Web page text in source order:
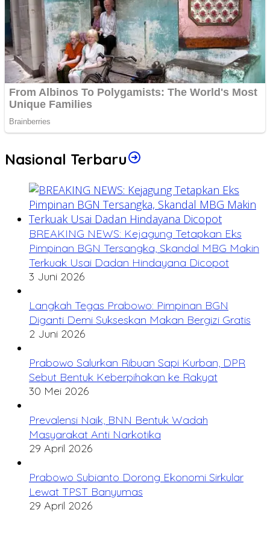
Nasional Terbaru
BREAKING NEWS: Kejagung Tetapkan Eks
Pimpinan BGN Tersangka, Skandal MBG Makin
Terkuak Usai Dadan Hindayana Dicopot
3 Juni 2026
Langkah Tegas Prabowo: Pimpinan BGN
Diganti Demi Sukseskan Makan Bergizi Gratis
2 Juni 2026
Prabowo Salurkan Ribuan Sapi Kurban, DPR
Sebut Bentuk Keberpihakan ke Rakyat
30 Mei 2026
Prevalensi Naik, BNN Bentuk Wadah
Masyarakat Anti Narkotika
29 April 2026
Prabowo Subianto Dorong Ekonomi Sirkular
Lewat TPST Banyumas
29 April 2026